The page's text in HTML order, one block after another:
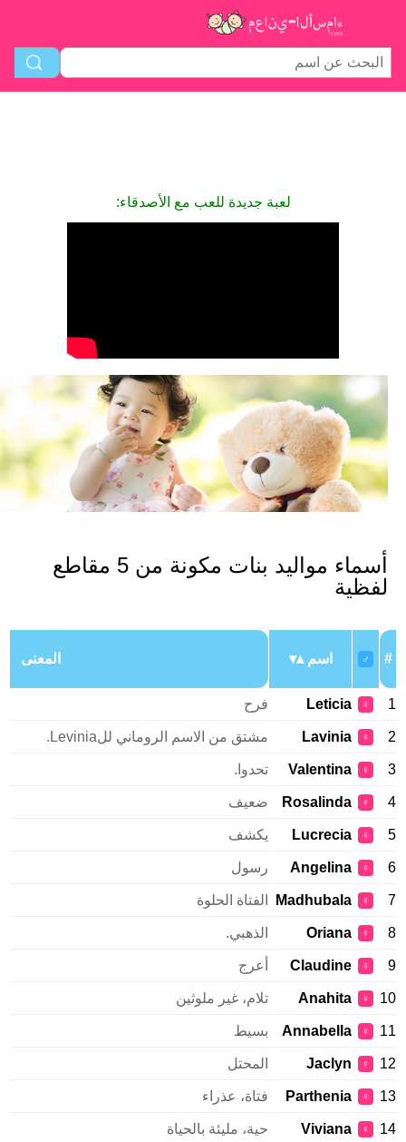
لعبة جديدة للعب مع الأصدقاء:
أسماء مواليد بنات مكونة من 5 مقاطع
♂ المعنى
♀
Leticia فرح
♀
Lavinia مشتق من الاسم الروماني للLevinia.
♀
Valentina تحدوا.
♀
Rosalinda ضعيف
♀
Lucrecia يكشف
♀
Angelina رسول
♀
Madhubala الفتاة الحلوة
♀
Oriana الذهبي.
♀
Claudine أعرج
♀
Anahita تلام، غير ملوثين
♀
Annabella بسيط
♀
Jaclyn المحتل
♀
Parthenia فتاة، عذراء
♀
Viviana حية، مليئة بالحياة